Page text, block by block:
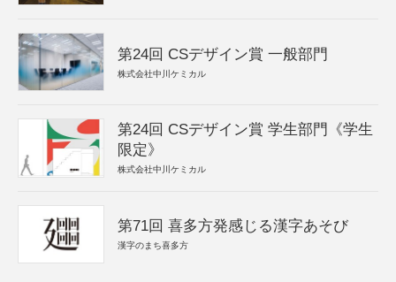
第24回 CSデザイン賞 一般部門
株式会社中川ケミカル
第24回 CSデザイン賞 学生部門《学生
限定》
株式会社中川ケミカル
第71回 喜多方発感じる漢字あそび
漢字のまち喜多方